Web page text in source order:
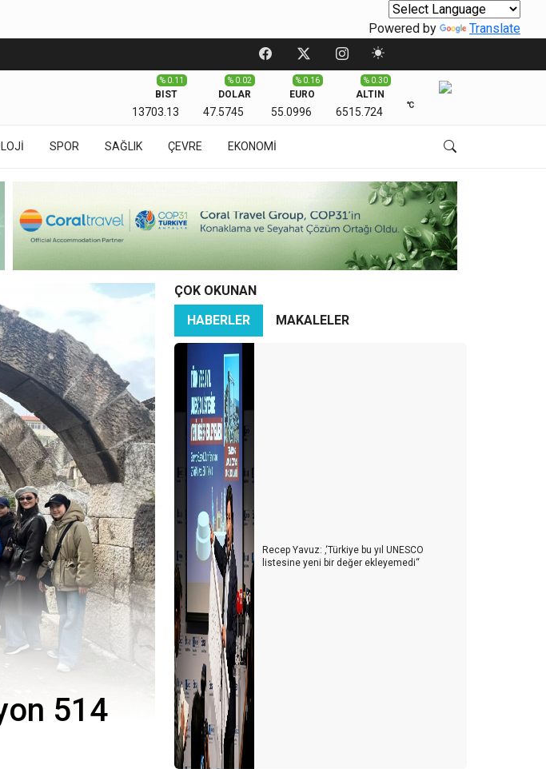
Powered by Translate
BIST
13703.13
% 0.11
DOLAR
47.5745
% 0.02
EURO
55.0996
% 0.16
ALTIN
6515.724
% 0.30
℃
SPOR SAĞLIK ÇEVRE EKONOMİ
514
ÇOK OKUNAN
HABERLER
MAKALELER
Recep Yavuz: ‚‘Türkiye bu yıl UNESCO
listesine yeni bir değer ekleyemedi‘‘